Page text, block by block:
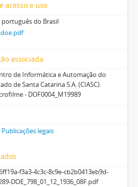
acesso e uso
português do Brasil
associada
de Informática e Automação do
de Santa Catarina S.A. (CIASC).
- DOF0004_M19989
Publicações legais
f3a3-4c3c-8c9e-cb2b0413eb9d-
DOE_798_01_12_1936_08F.pdf